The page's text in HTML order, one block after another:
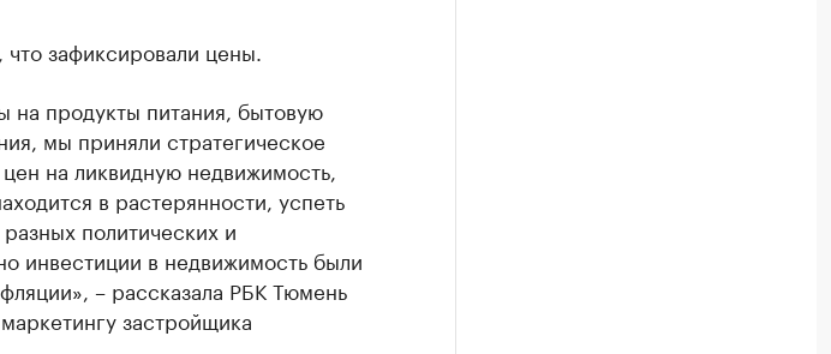
зафиксировали цены.
на продукты питания, бытовую
мы приняли стратегическое
на ликвидную недвижимость,
в растерянности, успеть
политических и
инвестиции в недвижимость были
– рассказала РБК Тюмень
застройщика